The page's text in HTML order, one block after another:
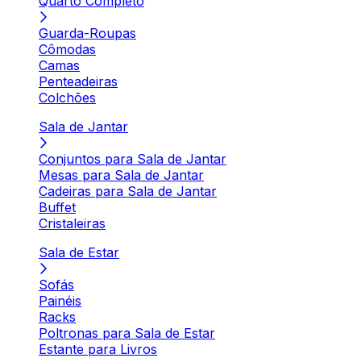
Guarda-Roupas
Cômodas
Camas
Penteadeiras
Colchões
Sala de Jantar
Conjuntos para Sala de Jantar
Mesas para Sala de Jantar
Cadeiras para Sala de Jantar
Buffet
Cristaleiras
Sala de Estar
Sofás
Painéis
Racks
Poltronas para Sala de Estar
Estante para Livros